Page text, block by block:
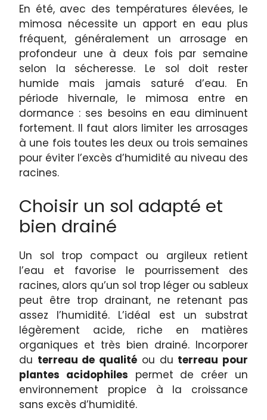
En été, avec des températures élevées, le
mimosa nécessite un apport en eau plus
fréquent, généralement un arrosage en
profondeur une à deux fois par semaine
selon la sécheresse. Le sol doit rester
humide mais jamais saturé d’eau. En
période hivernale, le mimosa entre en
dormance : ses besoins en eau diminuent
fortement. Il faut alors limiter les arrosages
à une fois toutes les deux ou trois semaines
pour éviter l’excès d’humidité au niveau des
racines.
Choisir un sol adapté et
bien drainé
Un sol trop compact ou argileux retient
l’eau et favorise le pourrissement des
racines, alors qu’un sol trop léger ou sableux
peut être trop drainant, ne retenant pas
assez l’humidité. L’idéal est un substrat
légèrement acide, riche en matières
organiques et très bien drainé. Incorporer
du terreau de qualité ou du terreau pour
plantes acidophiles permet de créer un
environnement propice à la croissance
sans excès d’humidité.